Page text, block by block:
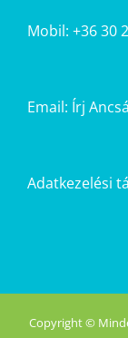
Mobil: +36 30
Email: Írj
Adatkezelési
Copyright ©